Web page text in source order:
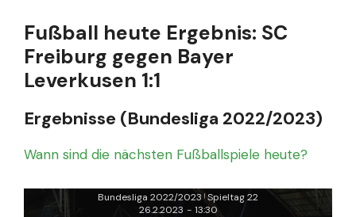
Fußball heute Ergebnis: SC
Freiburg gegen Bayer
Leverkusen 1:1
Ergebnisse (Bundesliga 2022/2023)
Wann sind die nächsten Fußballspiele heute?
Bundesliga 2022/2023 | Spieltag 22
26.2.2023 - 13:30